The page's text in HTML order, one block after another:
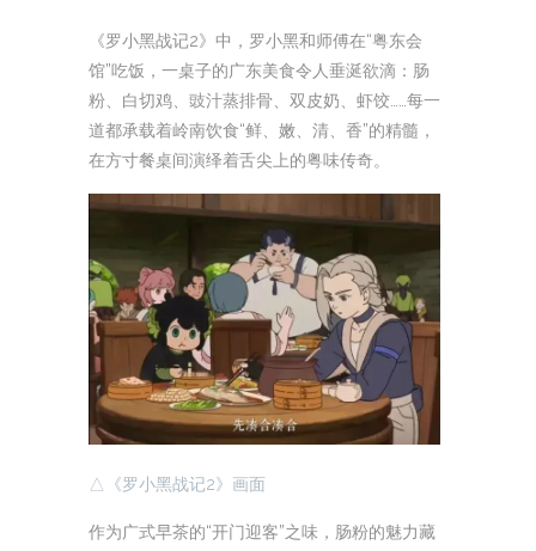
《罗小黑战记2》中，罗小黑和师傅在“粤东会
馆”吃饭，一桌子的广东美食令人垂涎欲滴：肠
粉、白切鸡、豉汁蒸排骨、双皮奶、虾饺……每一
道都承载着岭南饮食“鲜、嫩、清、香”的精髓，
在方寸餐桌间演绎着舌尖上的粤味传奇。
△《罗小黑战记2》画面
作为广式早茶的“开门迎客”之味，肠粉的魅力藏